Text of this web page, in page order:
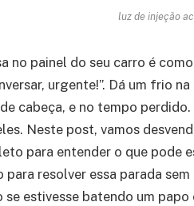
luz de injeção
no painel do seu carro é
urgente!”. Dá um frio
cabeça, e no tempo
Neste post, vamos
para entender o que pode
para resolver essa parada
estivesse batendo um